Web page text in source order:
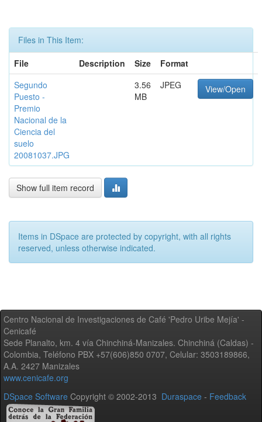
Files in This Item:
File
Description Size
Format
Segundo
Puesto -
Premio
Nacional de la
Ciencia del
suelo
20081037.JPG
3.56
MB
JPEG View/Open
Show full item record
Items in DSpace are protected by copyright, with all rights
reserved, unless otherwise indicated.
Centro Nacional de Investigaciones de Café 'Pedro Uribe Mejía' -
Cenicafé
Sede Planalto, km. 4 vía Chinchiná-Manizales. Chinchiná (Caldas) -
Colombia, Teléfono PBX +57(606)850 0707, Celular: 3503189866,
A.A. 2427 Manizales
www.cenicafe.org
DSpace Software Copyright © 2002-2013 Duraspace - Feedback